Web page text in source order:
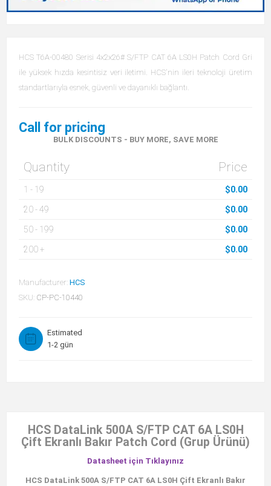
HCS T6A-00480 Serisi 4x2x26# S/FTP CAT 6A LS0H Patch Cord Gri
ile yüksek hızda kesintisiz veri iletimi. HCS'nin ileri teknoloji üretim
standartlarıyla esnek, güvenli ve dayanıklı bağlantı.
Call for pricing
BULK DISCOUNTS - BUY MORE, SAVE MORE
Quantity Price
1 - 19 $0.00
20-49 $0.00
50- 199 $0.00
200+ $0.00
Manufacturer: HCS
SKU: CP-PC-10440
Estimated
1-2 gün
HCS DataLink 500A S/FTP CAT 6A LS0H
Çift Ekranlı Bakır Patch Cord (Grup Ürünü)
Datasheet için Tıklayınız
HCS DataLink 500A S/FTP CAT 6A LS0H Çift Ekranlı Bakır